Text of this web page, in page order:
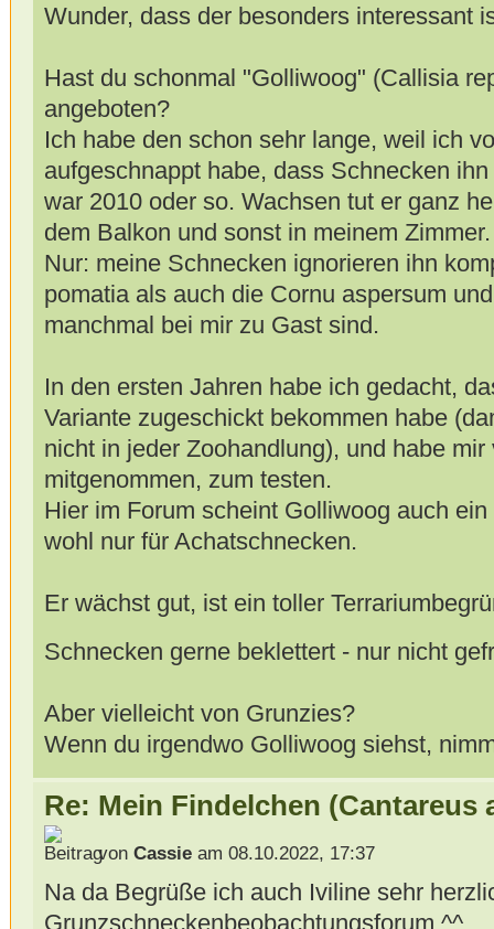
Wunder, dass der besonders interessant
Hast du schonmal "Golliwoog" (Callisia
angeboten?
Ich habe den schon sehr lange, weil ich
aufgeschnappt habe, dass Schnecken
war 2010 oder so. Wachsen tut er ganz
dem Balkon und sonst in meinem
Nur: meine Schnecken ignorieren ihn
pomatia als auch die Cornu aspersum
manchmal bei mir zu Gast sind.
In den ersten Jahren habe ich gedacht,
Variante zugeschickt bekommen habe
nicht in jeder Zoohandlung), und habe
mitgenommen, zum testen.
Hier im Forum scheint Golliwoog auch
wohl nur für Achatschnecken.
Er wächst gut, ist ein toller
Schnecken gerne beklettert - nur nicht
Aber vielleicht von Grunzies?
Wenn du irgendwo Golliwoog siehst,
Re: Mein Findelchen (Cantareus
von Cassieam 08.10.2022, 17:37
Na da Begrüße ich auch Iviline sehr
Grunzschneckenbeobachtungsforum ^^